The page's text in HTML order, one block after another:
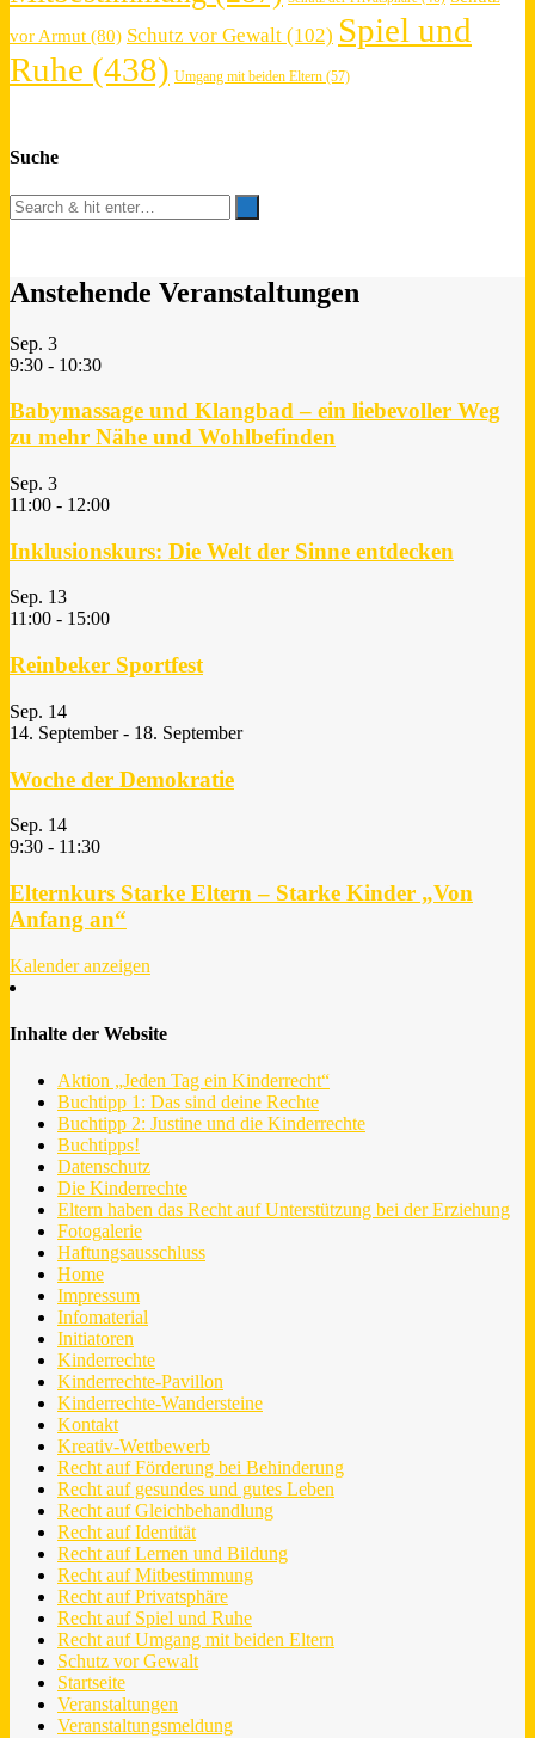
vor Armut (80) Schutz vor Gewalt (102) Spiel und
Ruhe (438) Umgang mit beiden Eltern (57)
Suche
Anstehende Veranstaltungen
Sep. 3
9:30 - 10:30
Babymassage und Klangbad – ein liebevoller Weg
zu mehr Nähe und Wohlbefinden
Sep. 3
11:00 - 12:00
Inklusionskurs: Die Welt der Sinne entdecken
Sep. 13
11:00 - 15:00
Reinbeker Sportfest
Sep. 14
14. September- 18. September
Woche der Demokratie
Sep. 14
9:30 - 11:30
Elternkurs Starke Eltern – Starke Kinder „Von
Anfang an“
Kalender anzeigen
Inhalte der Website
Aktion „Jeden Tag ein Kinderrecht“
Buchtipp 1: Das sind deine Rechte
Buchtipp 2: Justine und die Kinderrechte
Buchtipps!
Datenschutz
Die Kinderrechte
Eltern haben das Recht auf Unterstützung bei der Erziehung
Fotogalerie
Haftungsausschluss
Home
Impressum
Infomaterial
Initiatoren
Kinderrechte
Kinderrechte-Pavillon
Kinderrechte-Wandersteine
Kontakt
Kreativ-Wettbewerb
Recht auf Förderung bei Behinderung
Recht auf gesundes und gutes Leben
Recht auf Gleichbehandlung
Recht auf Identität
Recht auf Lernen und Bildung
Recht auf Mitbestimmung
Recht auf Privatsphäre
Recht auf Spiel und Ruhe
Recht auf Umgang mit beiden Eltern
Schutz vor Gewalt
Startseite
Veranstaltungen
Veranstaltungsmeldung